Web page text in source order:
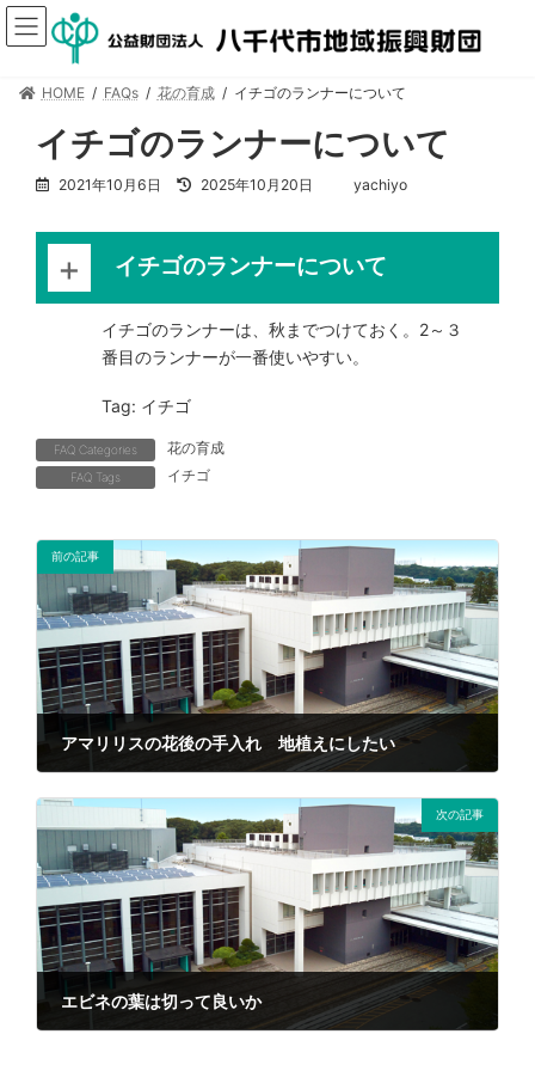
HOME FAQs 花の育成 イチゴのランナーについて
イチゴのランナーについて
2021年10月6日 2025年10月20日 yachiyo
イチゴのランナーについて
イチゴのランナーは、秋までつけておく。2～３
番目のランナーが一番使いやすい。
Tag: イチゴ
FAQ Categories 花の育成
FAQ Tags イチゴ
前の記事
アマリリスの花後の手入れ 地植えにしたい
次の記事
エビネの葉は切って良いか